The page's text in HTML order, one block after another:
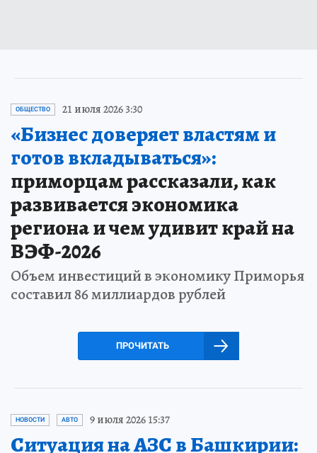
ОБЩЕСТВО 21 июля 2026 3:30
«Бизнес доверяет властям и
готов вкладываться»:
приморцам рассказали, как
развивается экономика
региона и чем удивит край на
ВЭФ-2026
Объем инвестиций в экономику Приморья
составил 86 миллиардов рублей
ПРОЧИТАТЬ
НОВОСТИ АВТО 9 июля 2026 15:37
Ситуация на АЗС в Башкирии: